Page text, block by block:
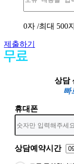
0자 /최대 500
제출하기
상담
빠
휴대폰
상담예약시간